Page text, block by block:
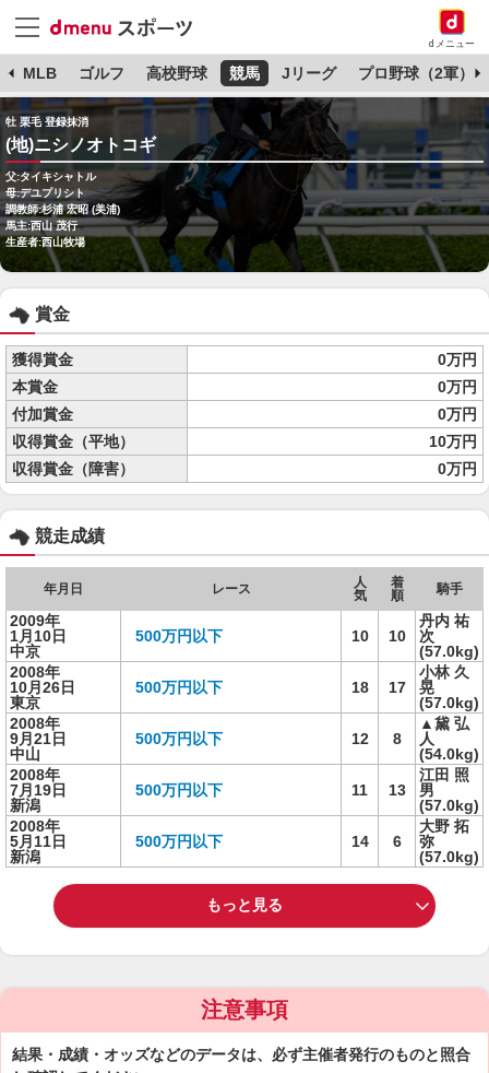
dメニュー
MLB ゴルフ 高校野球 競馬 Jリーグ プロ野球（2軍）
牡 栗毛 登録抹消
(地)ニシノオトコギ
父:タイキシャトル
母:デユプリシト
調教師:杉浦 宏昭 (美浦)
馬主:西山 茂行
生産者:西山牧場
賞金
獲得賞金
0万円
本賞金
0万円
付加賞金
0万円
収得賞金（平地）
10万円
収得賞金（障害）
0万円
競走成績
年月日 レース
人
気
着
順
騎手
2009年
1月10日
中京
500万円以下 10 10
丹内 祐
次
(57.0kg)
2008年
10月26日
東京
500万円以下 18 17
小林 久
晃
(57.0kg)
2008年
9月21日
中山
500万円以下 12 8
▲黛 弘
人
(54.0kg)
2008年
7月19日
新潟
500万円以下 11 13
江田 照
男
(57.0kg)
2008年
5月11日
新潟
500万円以下 14 6
大野 拓
弥
(57.0kg)
もっと見る
注意事項
結果・成績・オッズなどのデータは、必ず主催者発行のものと照合